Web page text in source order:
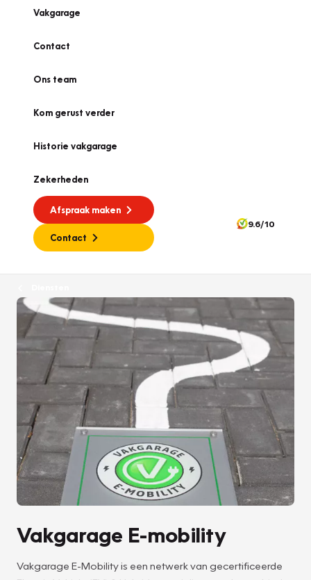
Vakgarage
Contact
Ons team
Kom gerust verder
Historie vakgarage
Zekerheden
Afspraak maken
Contact
9.6/10
Vakgarage E-mobility
Vakgarage E-Mobility is een netwerk van gecertificeerde